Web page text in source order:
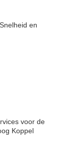
en
voor de
Koppel